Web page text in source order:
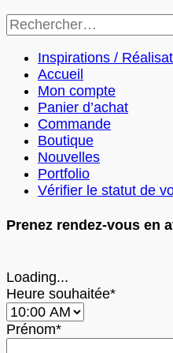
Rechercher :
Inspirations /
Accueil
Mon compte
Panier d’achat
Commande
Boutique
Nouvelles
Portfolio
Vérifier le statut de
Prenez rendez-vous en
Loading...
Heure souhaitée*
Prénom*